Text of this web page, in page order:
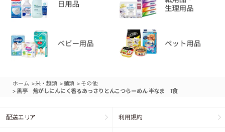
ホーム >米・麺類 >麺類 > その他
>黒亭 焦がしにんにく香るあっさりとんこつらーめん 半なま 1食
配送エリア 利用規約